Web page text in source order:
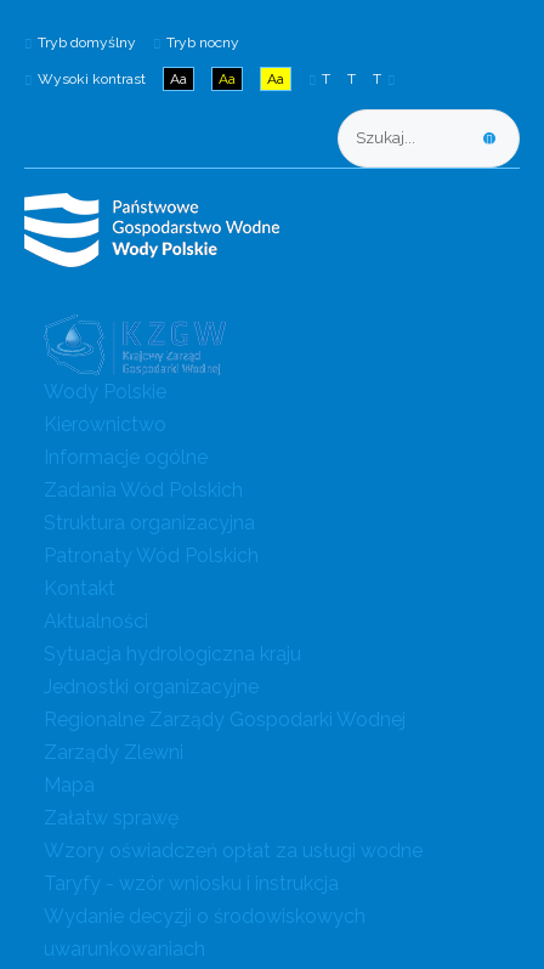
Tryb domyślny Tryb nocny
Wysoki kontrast Aa Aa Aa T T T
Wody Polskie
Kierownictwo
Informacje ogólne
Zadania Wód Polskich
Struktura organizacyjna
Patronaty Wód Polskich
Kontakt
Aktualności
Sytuacja hydrologiczna kraju
Jednostki organizacyjne
Regionalne Zarządy Gospodarki Wodnej
Zarządy Zlewni
Mapa
Załatw sprawę
Wzory oświadczeń opłat za usługi wodne
Taryfy - wzór wniosku i instrukcja
Wydanie decyzji o środowiskowych
uwarunkowaniach